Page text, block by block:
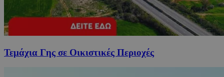
Τεμάχια Γης σε Οικιστικές Περιοχές